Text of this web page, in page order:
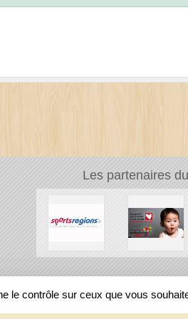
Les partenaires
le contrôle sur ceux que vous